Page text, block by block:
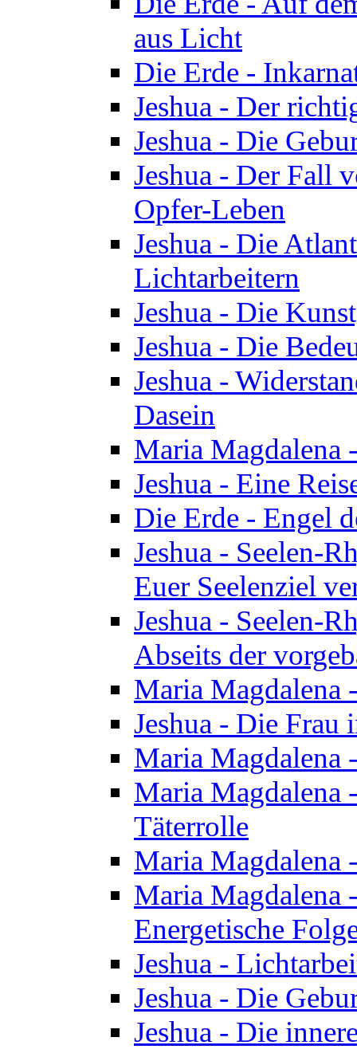
aus Licht
Die Erde -
Jeshua - Der
Jeshua - Die
Jeshua - Der Fall
Opfer-Leben
Jeshua - Die
Lichtarbeitern
Jeshua - Die
Jeshua - Die
Jeshua -
Dasein
Maria Magdalena
Jeshua - Eine
Die Erde - Engel
Jeshua - Seelen-
Euer Seelenziel
Jeshua - Seelen-
Abseits der
Maria Magdalena
Jeshua - Die Frau
Maria Magdalena
Maria Magdalena
Täterrolle
Maria Magdalena
Maria Magdalena
Energetische
Jeshua -
Jeshua - Die
Jeshua - Die